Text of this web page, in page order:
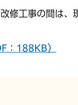
修工事の間は、
：188KB）